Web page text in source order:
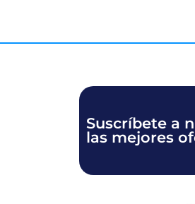
Suscríbete a
las mejores